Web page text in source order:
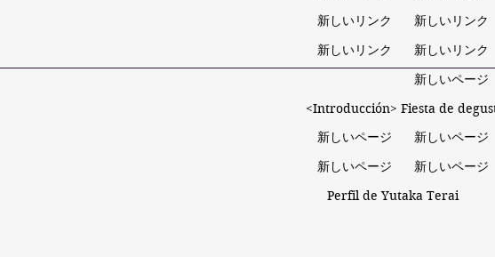
新しいリンク
新しいリンク
新しいリンク
新しいリンク
新しいページ
<Introducción> Fiesta de
新しいページ
新しいページ
新しいページ
新しいページ
Perfil de Yutaka Terai